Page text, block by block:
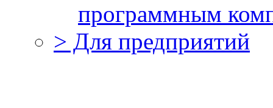
программным
> Для предприятий